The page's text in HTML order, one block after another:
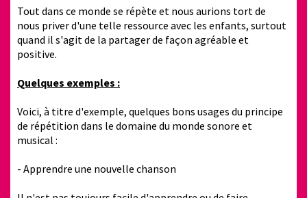
Tout dans ce monde se répète et nous aurions tort de
nous priver d'une telle ressource avec les enfants, surtout
quand il s'agit de la partager de façon agréable et
positive.
Quelques exemples :
Voici, à titre d'exemple, quelques bons usages du principe
de répétition dans le domaine du monde sonore et
musical :
- Apprendre une nouvelle chanson